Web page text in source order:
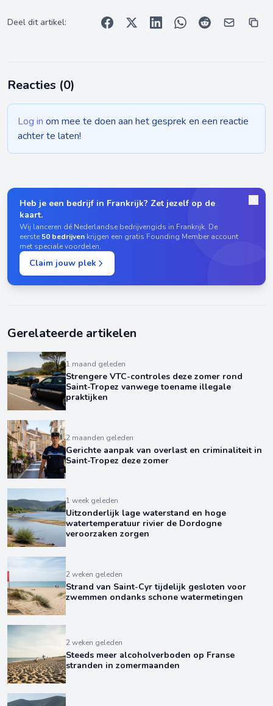
Deel dit artikel:
Reacties (0)
Log in om mee te doen aan het gesprek en een reactie
achter te laten!
Heb je een bedrijf in Frankrijk? Zet jezelf op de
kaart.
Wij lanceren dé Nederlandse bedrijvengids in Frankrijk. De
eerste50 bedrijven krijgen een gratis Founding Member account
met speciale voordelen.
Claim jouw plek
Gerelateerde artikelen
1 maand geleden
Strengere VTC-controles deze zomer rond
Saint-Tropez vanwege toename illegale
praktijken
2 maanden geleden
Gerichte aanpak van overlast en criminaliteit in
Saint-Tropez deze zomer
1 week geleden
Uitzonderlijk lage waterstand en hoge
watertemperatuur rivier de Dordogne
veroorzaken zorgen
2 weken geleden
Strand van Saint-Cyr tijdelijk gesloten voor
zwemmen ondanks schone watermetingen
2 weken geleden
Steeds meer alcoholverboden op Franse
stranden in zomermaanden